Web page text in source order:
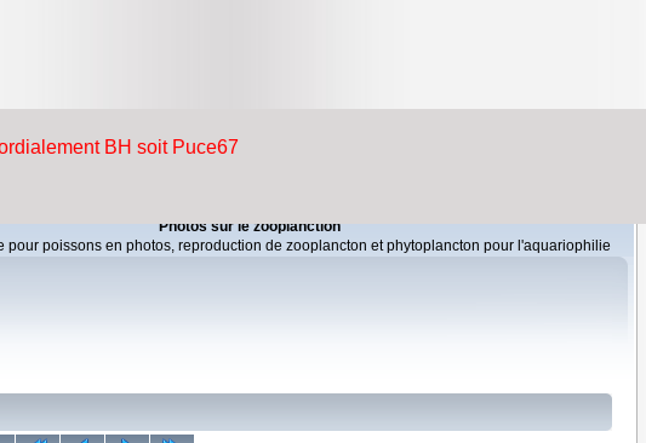
Photos sur le zooplanction
pour poissons en photos, reproduction de zooplancton et phytoplancton pour l'aquariophilie